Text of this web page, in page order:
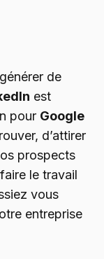
de
est
pour Google
d’attirer
prospects
faire le travail
vous
entreprise